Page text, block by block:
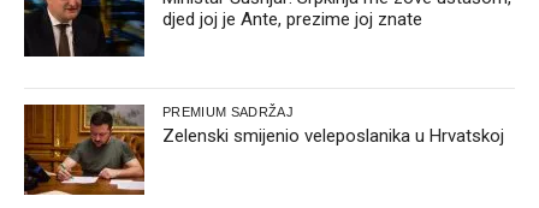
djed joj je Ante, prezime joj znate
PREMIUM SADRŽAJ
Zelenski smijenio veleposlanika u Hrvatskoj